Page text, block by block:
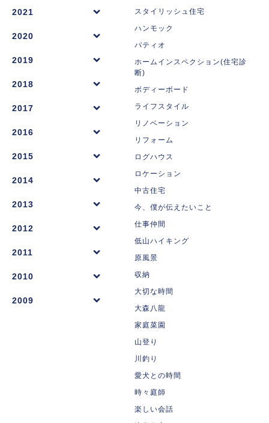
2021
2020
2019
2018
2017
2016
2015
2014
2013
2012
2011
2010
2009
スタイリッシュ住宅
ハンモック
パティオ
ホームインスペクション(住宅診
断)
ボディーボード
ライフスタイル
リノベーション
リフォーム
ログハウス
ロケーション
中古住宅
今、僕が伝えたいこと
仕事仲間
低山ハイキング
原風景
収納
大切な時間
大森八龍
家庭菜園
山登り
川釣り
愛犬との時間
時々庭師
楽しい会話